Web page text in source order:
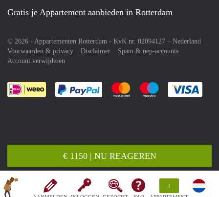
+
€ 1150 | NU REAGEREN
Gratis je Appartement aanbieden in Rotterdam
© 2026 - Appartementen Rotterdam - KvK nr. 02094127 – Nederland
Voorwaarden & privacy
Disclaimer
Spam & nep-accounts
Account verwijderen
Je rekent gemakkelijk af met Paypal
Je rekent gemakkelijk af met
Je rekent